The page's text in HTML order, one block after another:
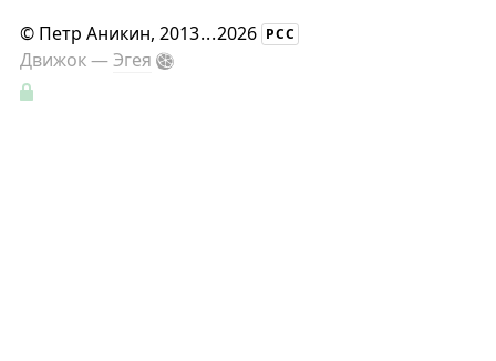
© Петр Аникин, 2013...2026 РСС
Движок —Эгея